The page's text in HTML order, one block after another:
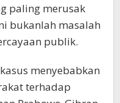
paling merusak
bukanlah masalah
publik.
menyebabkan
terhadap